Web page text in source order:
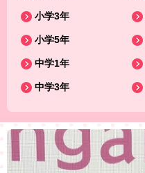
小学3年
小学5年
中学1年
中学3年